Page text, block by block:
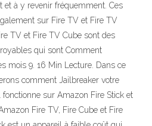
et à y revenir fréquemment. Ces
sur Fire TV et Fire TV
TV et Fire TV Cube sont des
qui sont Comment
mois 9. 16 Min Lecture. Dans ce
comment Jailbreaker votre
fonctionne sur Amazon Fire Stick et
Fire TV, Fire Cube et Fire